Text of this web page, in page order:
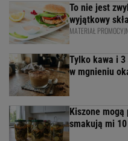
To nie jest
wyjątkowy
MATERIAŁ
Tylko kawa i
w mgnieniu
Kiszone
smakują mi